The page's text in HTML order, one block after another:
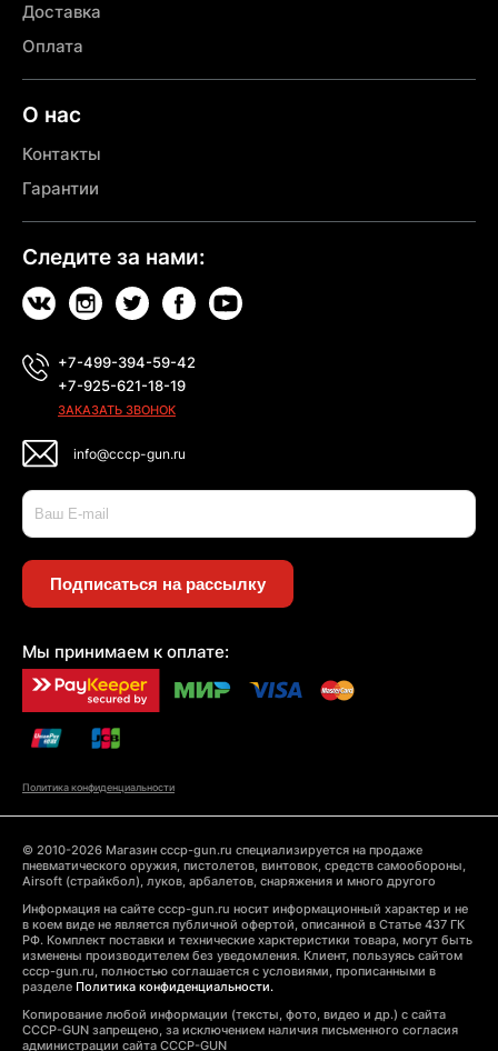
Доставка
Оплата
О нас
Контакты
Гарантии
Следите за нами:
+7-499-394-59-42
+7-925-621-18-19
ЗАКАЗАТЬ ЗВОНОК
info@cccp-gun.ru
Подписаться на рассылку
Мы принимаем к оплате:
Политика конфиденциальности
© 2010-2026 Магазин cccp-gun.ru специализируется на продаже
пневматического оружия, пистолетов, винтовок, средств самообороны,
Airsoft (страйкбол), луков, арбалетов, снаряжения и много другого
Информация на сайте cccp-gun.ru носит информационный характер и не
в коем виде не является публичной офертой, описанной в Статье 437 ГК
РФ. Комплект поставки и технические харктеристики товара, могут быть
изменены производителем без уведомления. Клиент, пользуясь сайтом
cccp-gun.ru, полностью соглашается с условиями, прописанными в
разделе Политика конфиденциальности.
Копирование любой информации (тексты, фото, видео и др.) с сайта
CCCP-GUN запрещено, за исключением наличия письменного согласия
администрации сайта CCCP-GUN